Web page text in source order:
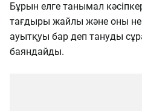
Бұрын елге танымал
тағдыры жайлы және оны не
ауытқуы бар деп тануды
баяндайды.